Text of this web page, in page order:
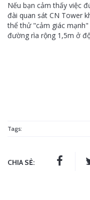
Nếu bạn cảm thấy việc
đài quan sát CN Tower
thể thử "cảm giác
đường rìa rộng 1,5m ở
Tags:
CHIA SẺ: